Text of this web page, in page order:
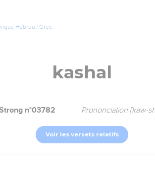
Hébreu / Grec
kashal
n°03782 Prononciation [kaw-
Voir les versets relatifs